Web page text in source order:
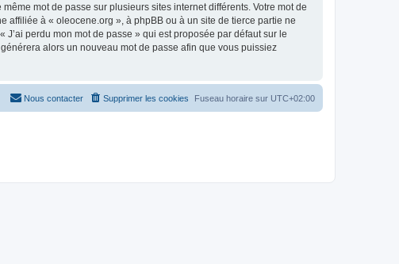
mot de passe sur plusieurs sites internet différents. Votre mot de
affiliée à « oleocene.org », à phpBB ou à un site de tierce partie ne
perdu mon mot de passe » qui est proposée par défaut sur le
alors un nouveau mot de passe afin que vous puissiez
Fuseau horaire sur UTC+02:00
Supprimer les cookies
Nous contacter